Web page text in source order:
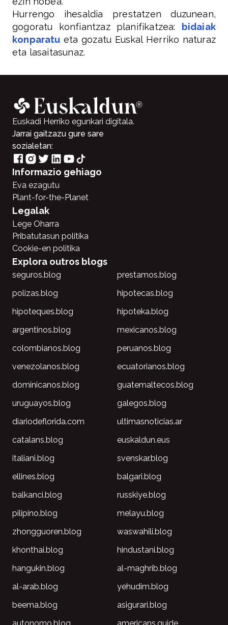
Hurrengo ihesaldia prestatzen duzunean,
gogoratu konfiantzaz planifikatzea:
bidaiak
konparatu eta gozatu Euskal Herriko naturaz
eta lasaitasunaz.
Euskadi Herriko egunkari digitala.
Jarrai gaitzazu gure sare
sozialetan:
Informazio gehiago
Eva ezagutu
Plant-for-the-Planet
Legalak
Lege Oharra
Pribatutasun politika
Cookie-en politika
Explora outros blogs
seguros.blog
prestamos.blog
polizas.blog
hipotecas.blog
hipoteques.blog
hipoteka.blog
argentinos.blog
mexicanos.blog
colombianos.blog
peruanos.blog
venezolanos.blog
ecuatorianos.blog
dominicanos.blog
guatemaltecos.blog
uruguayos.blog
galegos.blog
diariodeflorida.com
ultimasnoticias.ar
catalans.blog
euskaldun.eus
italiani.blog
svenskar.blog
ellines.blog
balgari.blog
balkanci.blog
russkiye.blog
pilipino.blog
melayu.blog
zhongguoren.blog
waswahili.blog
khonthai.blog
hindustani.blog
hangukin.blog
al-maghrib.blog
al-arab.blog
yehudim.blog
beema.blog
asigurari.blog